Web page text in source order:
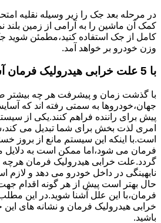
در مرحله بعد جک را زیر وسیله نقلیه
کمک آن ماشین را به آرامی از زمین بلند
کامل از جک استفاده کنید،مطمئن شوید
وزن خودرو بر خواهد آمد.
با 5 علت خرابی هیدرولیک فرمان آشنا شوید
با گذشت زمان و پیشرفت هر چه بیشتر
جهان،خودروها به سمتی رفته اند که
پیش برای راننده فراهم کنند.یکی از
امری لذت بخش برای شما تبدیل می
است.با اینکه این سیستم مانع از بروز
فرمان می شود،اما ممکن است به دلایل
گردد.علت خرابی هیدرولیک فرمان هرچه
نابهینگی در داخل خودرو می دهد و
حال بهتر است پیش از هر گونه اقدام
خرابی هیدرولیک فرمان و نشانه های این
باشید.